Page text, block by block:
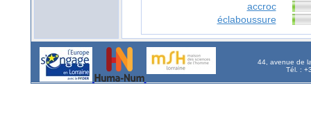
accroc
éclaboussure
44, avenue de
Tél. :